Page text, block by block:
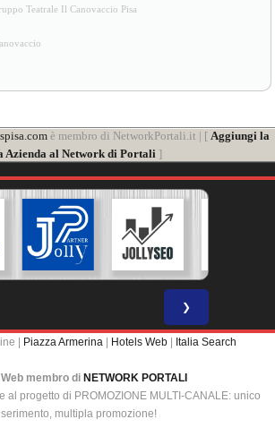
Teatrale Il Canovaccio Pisa
è membro di NetworkPortali.it | [ Aggiungi la
Azienda al Network di Portali ]
❯
| Piazza Armerina | Hotels Web | Italia Search
membro di NETWORK PORTALI
al progetto di PROMOZIONE MULTI-CANALE: unico
multipla promozione!